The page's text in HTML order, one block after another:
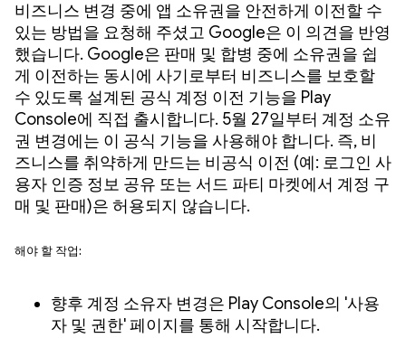
비즈니스 변경 중에 앱 소유권을 안전하게 이전할 수
있는 방법을 요청해 주셨고 Google은 이 의견을 반영
했습니다. Google은 판매 및 합병 중에 소유권을 쉽
게 이전하는 동시에 사기로부터 비즈니스를 보호할
수 있도록 설계된 공식 계정 이전 기능을 Play
Console에 직접 출시합니다. 5월 27일부터 계정 소유
권 변경에는 이 공식 기능을 사용해야 합니다. 즉, 비
즈니스를 취약하게 만드는 비공식 이전 (예: 로그인 사
용자 인증 정보 공유 또는 서드 파티 마켓에서 계정 구
매 및 판매)은 허용되지 않습니다.
해야 할 작업:
향후 계정 소유자 변경은 Play Console의 '사용
자 및 권한' 페이지를 통해 시작합니다.